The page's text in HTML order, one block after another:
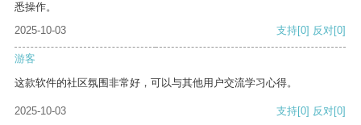
悉操作。
2025-10-03
支持[0] 反对[0]
游客
这款软件的社区氛围非常好，可以与其他用户交流学习心得。
2025-10-03 支持[0] 反对[0]